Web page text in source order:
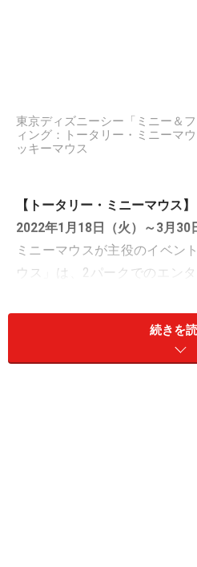
東京ディズニーシー「ミニー＆
ィング：トータリー・ミニーマ
ッキーマウス
【トータリー・ミニーマウス】
2022年1月18日（火）～3月30
ミニーマウスが主役のイベン
ウス」は、2パークでのエン
なコンテンツが盛りだくさん
続きを